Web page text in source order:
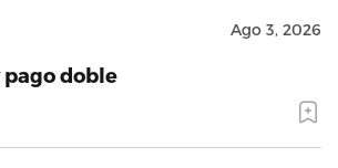
Ago 3, 2026
pago doble